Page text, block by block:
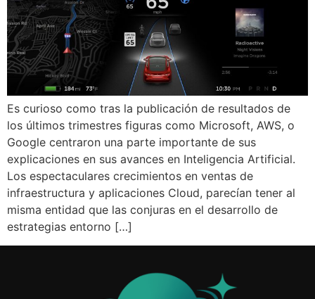
Es curioso como tras la publicación de resultados de
los últimos trimestres figuras como Microsoft, AWS, o
Google centraron una parte importante de sus
explicaciones en sus avances en Inteligencia Artificial.
Los espectaculares crecimientos en ventas de
infraestructura y aplicaciones Cloud, parecían tener al
misma entidad que las conjuras en el desarrollo de
estrategias entorno […]